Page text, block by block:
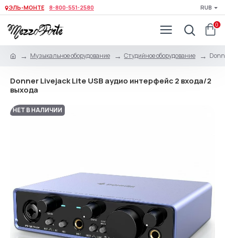
ЭЛЬ-МОНТЕ 8-800-551-2580 RUB
0
Музыкальное оборудование Студийное оборудование
Donner Livejack Lite USB аудио интерфейс 2 входа/2
выхода
НЕТ В НАЛИЧИИ